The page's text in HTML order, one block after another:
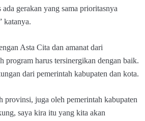
gerakan yang sama prioritasnya
katanya.
Asta Cita dan amanat dari
program harus tersinergikan dengan baik.
dari pemerintah kabupaten dan kota.
provinsi, juga oleh pemerintah kabupaten
saya kira itu yang kita akan